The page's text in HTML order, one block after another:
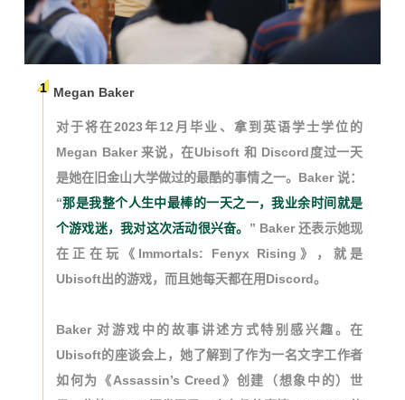
1 Megan Baker
对于将在2023年12月毕业、拿到英语学士学位的
Megan Baker 来说，在Ubisoft 和 Discord度过一天
是她在旧金山大学做过的最酷的事情之一。Baker 说：
“那是我整个人生中最棒的一天之一，我业余时间就是
个游戏迷，我对这次活动很兴奋。 ” Baker 还表示她现
在正在玩《Immortals: Fenyx Rising》，就是
Ubisoft出的游戏，而且她每天都在用Discord。
Baker 对游戏中的故事讲述方式特别感兴趣。在
Ubisoft的座谈会上，她了解到了作为一名文字工作者
如何为《Assassin’s Creed》创建（想象中的）世